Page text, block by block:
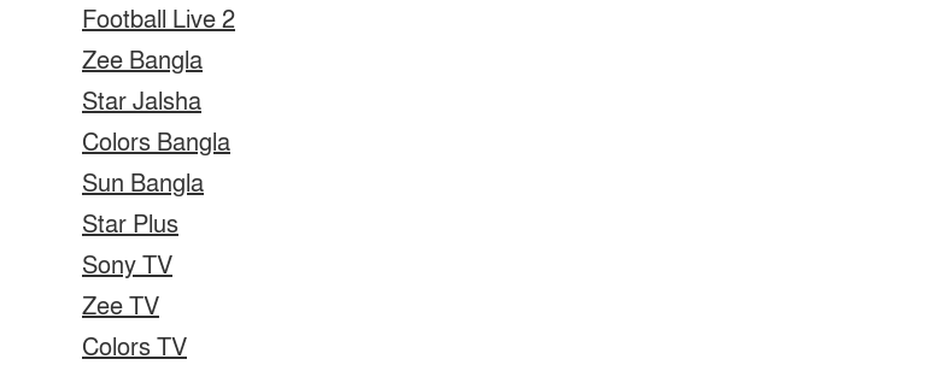
Football Live 2
Zee Bangla
Star Jalsha
Colors Bangla
Sun Bangla
Star Plus
Sony TV
Zee TV
Colors TV